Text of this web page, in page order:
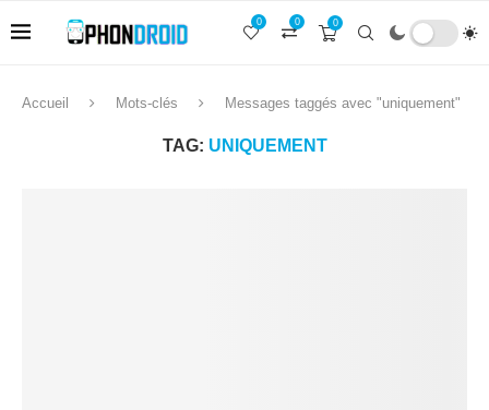
0
0
0
Accueil Mots-clés Messages taggés avec "uniquement"
TAG: UNIQUEMENT